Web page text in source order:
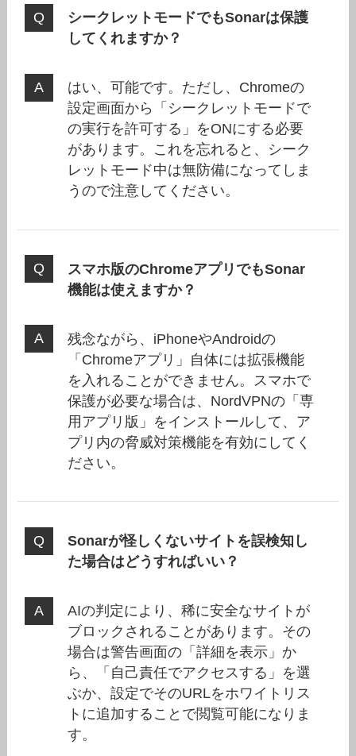
シークレットモードでもSonarは保護
してくれますか？
はい、可能です。ただし、Chromeの
設定画面から「シークレットモードで
の実行を許可する」をONにする必要
があります。これを忘れると、シーク
レットモード中は無防備になってしま
うので注意してください。
スマホ版のChromeアプリでもSonar
機能は使えますか？
残念ながら、iPhoneやAndroidの
「Chromeアプリ」自体には拡張機能
を入れることができません。スマホで
保護が必要な場合は、NordVPNの「専
用アプリ版」をインストールして、ア
プリ内の脅威対策機能を有効にしてく
ださい。
Sonarが怪しくないサイトを誤検知し
た場合はどうすればいい？
AIの判定により、稀に安全なサイトが
ブロックされることがあります。その
場合は警告画面の「詳細を表示」か
ら、「自己責任でアクセスする」を選
ぶか、設定でそのURLをホワイトリス
トに追加することで閲覧可能になりま
す。